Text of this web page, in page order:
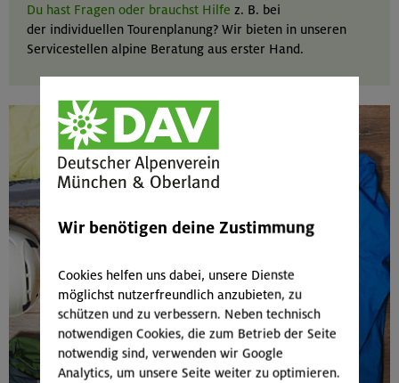
Du hast Fragen oder brauchst Hilfe z. B. bei
der individuellen Tourenplanung? Wir bieten in unseren
Servicestellen alpine Beratung aus erster Hand.
Wir benötigen deine Zustimmung
Cookies helfen uns dabei, unsere Dienste
möglichst nutzerfreundlich anzubieten, zu
schützen und zu verbessern. Neben technisch
notwendigen Cookies, die zum Betrieb der Seite
notwendig sind, verwenden wir Google
Analytics, um unsere Seite weiter zu optimieren.